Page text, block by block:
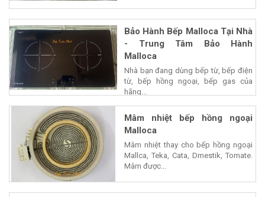
Bảo Hành Bếp Malloca Tại Nhà
- Trung Tâm Bảo Hành
Malloca
Nhà bạn đang dùng bếp từ, bếp điện
từ, bếp hồng ngoại, bếp gas của
hãng...
Mâm nhiệt bếp hồng ngoại
Malloca
Mâm nhiệt thay cho bếp hồng ngoại
Mallca, Teka, Cata, Dmestik, Tomate.
Mâm được...